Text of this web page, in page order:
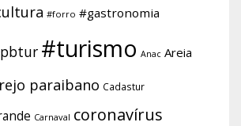
#forro #gastronomia
#turismo Anac Areia
paraibano Cadastur
Carnaval coronavírus